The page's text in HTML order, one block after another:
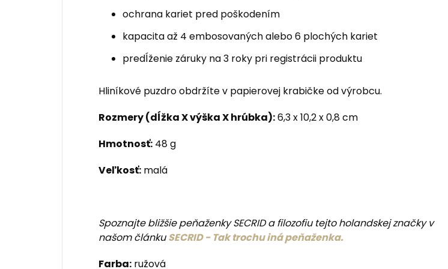
ochrana kariet pred poškodením
kapacita až 4 embosovaných alebo 6 plochých kariet
predĺženie záruky na 3 roky pri registrácii produktu
Hliníkové puzdro obdržíte v papierovej krabičke od výrobcu.
Rozmery (dĺžka X výška X hrúbka):6,3 x 10,2 x 0,8 cm
Hmotnosť: 48 g
Veľkosť: malá
Spoznajte bližšie peňaženky SECRID a filozofiu tejto holandskej značky v
našom článkuSECRID - Tak trochu iná peňaženka.
Farba: ružová